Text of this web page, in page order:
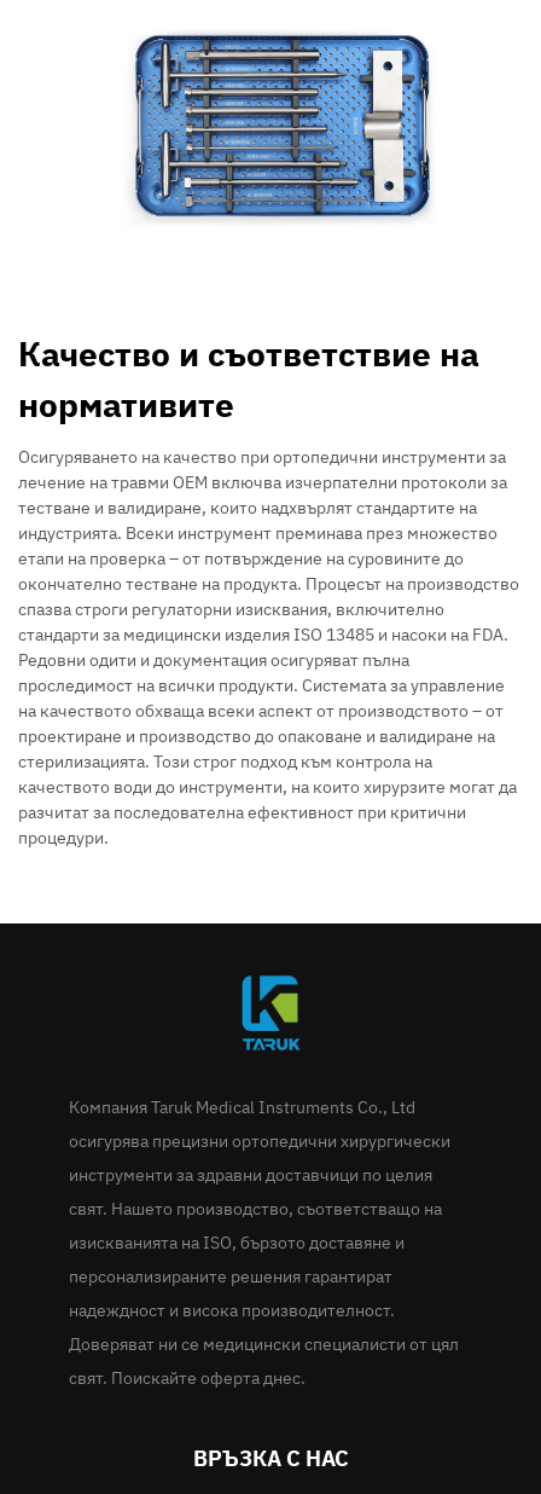
Качество и съответствие на
нормативите
Осигуряването на качество при ортопедични инструменти за
лечение на травми OEM включва изчерпателни протоколи за
тестване и валидиране, които надхвърлят стандартите на
индустрията. Всеки инструмент преминава през множество
етапи на проверка – от потвърждение на суровините до
окончателно тестване на продукта. Процесът на производство
спазва строги регулаторни изисквания, включително
стандарти за медицински изделия ISO 13485 и насоки на FDA.
Редовни одити и документация осигуряват пълна
проследимост на всички продукти. Системата за управление
на качеството обхваща всеки аспект от производството – от
проектиране и производство до опаковане и валидиране на
стерилизацията. Този строг подход към контрола на
качеството води до инструменти, на които хирурзите могат да
разчитат за последователна ефективност при критични
процедури.
Компания Taruk Medical Instruments Co., Ltd
осигурява прецизни ортопедични хирургически
инструменти за здравни доставчици по целия
свят. Нашето производство, съответстващо на
изискванията на ISO, бързото доставяне и
персонализираните решения гарантират
надеждност и висока производителност.
Доверяват ни се медицински специалисти от цял
свят. Поискайте оферта днес.
ВРЪЗКА С НАС